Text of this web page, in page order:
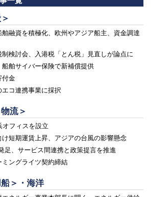
融資を積極化、欧州やアジア船主、資金調達
制検討会、入港税「とん税」見直しが論点に
舶サイバー保険で新補償提供
付金
コ連携事業に採択
流＞
オフィスを設立
け短期運賃上昇、アジアの台風の影響懸念
足、サービス間連携と政策提言を推進
ングライツ契約締結
＞・海洋